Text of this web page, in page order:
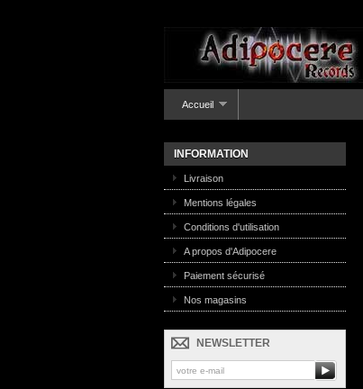
Accueil
INFORMATION
Livraison
Mentions légales
Conditions d'utilisation
A propos d'Adipocere
Paiement sécurisé
Nos magasins
NEWSLETTER